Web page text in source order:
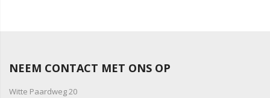
NEEM CONTACT MET ONS OP
Witte Paardweg 20